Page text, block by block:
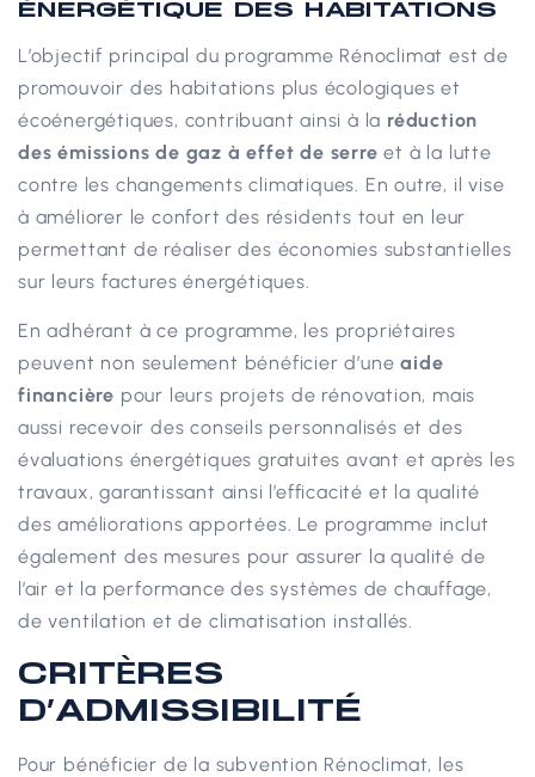
ÉNERGÉTIQUE DES HABITATIONS
L’objectif principal du programme Rénoclimat est de
promouvoir des habitations plus écologiques et
écoénergétiques, contribuant ainsi à la réduction
des émissions de gaz à effet de serre et à la lutte
contre les changements climatiques. En outre, il vise
à améliorer le confort des résidents tout en leur
permettant de réaliser des économies substantielles
sur leurs factures énergétiques.
En adhérant à ce programme, les propriétaires
peuvent non seulement bénéficier d’uneaide
financière pour leurs projets de rénovation, mais
aussi recevoir des conseils personnalisés et des
évaluations énergétiques gratuites avant et après les
travaux, garantissant ainsi l’efficacité et la qualité
des améliorations apportées. Le programme inclut
également des mesures pour assurer la qualité de
l’air et la performance des systèmes de chauffage,
de ventilation et de climatisation installés.
CRITÈRES
D’ADMISSIBILITÉ
Pour bénéficier de la subvention Rénoclimat, les